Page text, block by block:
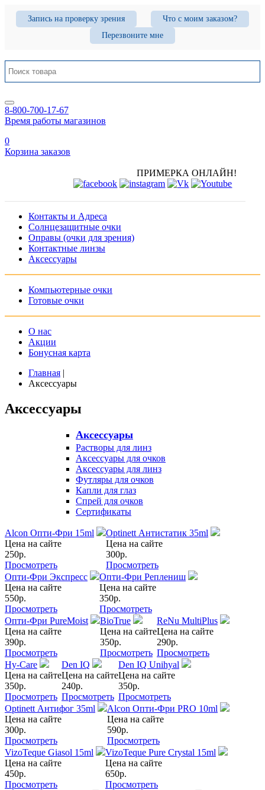
Запись на проверку зрения
Что с моим заказом?
Перезвоните мне
8-800-700-17-67
Время работы магазинов
0
Корзина заказов
ПРИМЕРКА ОНЛАЙН!
Контакты и Адреса
Солнцезащитные очки
Оправы (очки для зрения)
Контактные линзы
Аксессуары
Компьютерные очки
Готовые очки
О нас
Акции
Бонусная карта
Главная |
Аксессуары
Аксессуары
Аксессуары
Растворы для линз
Аксессуары для очков
Аксессуары для линз
Футляры для очков
Капли для глаз
Спрей для очков
Сертификаты
Alcon Опти-Фри 15ml
Цена на сайте
250р.
Просмотреть
Optinett Антистатик 35ml
Цена на сайте
300р.
Просмотреть
Опти-Фри Экспресс
Цена на сайте
550р.
Просмотреть
Опти-Фри Реплениш
Цена на сайте
350р.
Просмотреть
Опти-Фри PureMoist
Цена на сайте
390р.
Просмотреть
BioTrue
Цена на сайте
350р.
Просмотреть
ReNu MultiPlus
Цена на сайте
290р.
Просмотреть
Hy-Care
Цена на сайте
350р.
Просмотреть
Den IQ
Цена на сайте
240р.
Просмотреть
Den IQ Unihyal
Цена на сайте
350р.
Просмотреть
Optinett Антифог 35ml
Цена на сайте
300р.
Просмотреть
Alcon Опти-Фри PRO 10ml
Цена на сайте
590р.
Просмотреть
VizoTeque Giasol 15ml
Цена на сайте
450р.
Просмотреть
VizoTeque Pure Crystal 15ml
Цена на сайте
650р.
Просмотреть